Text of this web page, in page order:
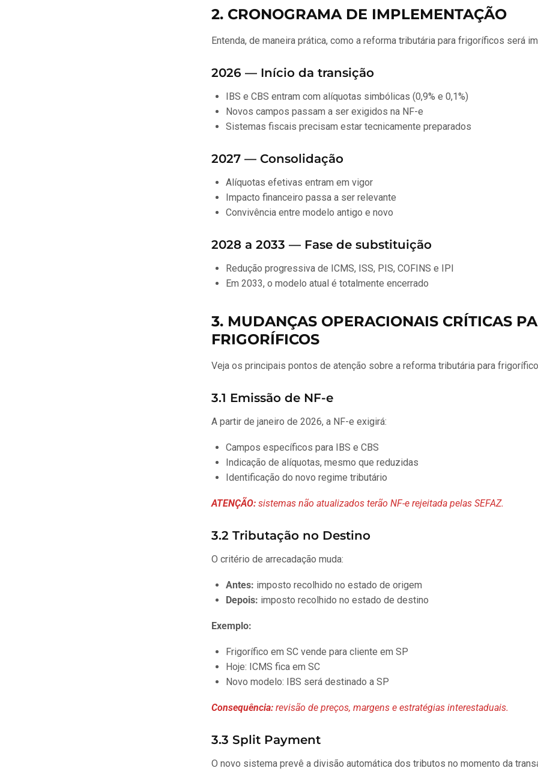
2. CRONOGRAMA DE IMPLEMENTAÇÃO
Entenda, de maneira prática, como a reforma tributária para frigoríficos será
2026 — Início da transição
IBS e CBS entram com alíquotas simbólicas (0,9% e 0,1%)
Novos campos passam a ser exigidos na NF-e
Sistemas fiscais precisam estar tecnicamente preparados
2027 — Consolidação
Alíquotas efetivas entram em vigor
Impacto financeiro passa a ser relevante
Convivência entre modelo antigo e novo
2028 a 2033 — Fase de substituição
Redução progressiva de ICMS, ISS, PIS, COFINS e IPI
Em 2033, o modelo atual é totalmente encerrado
3. MUDANÇAS OPERACIONAIS CRÍTICAS
FRIGORÍFICOS
Veja os principais pontos de atenção sobre a reforma tributária para
3.1 Emissão de NF-e
A partir de janeiro de 2026, a NF-e exigirá:
Campos específicos para IBS e CBS
Indicação de alíquotas, mesmo que reduzidas
Identificação do novo regime tributário
ATENÇÃO: sistemas não atualizados terão NF-e rejeitada pelas SEFAZ.
3.2 Tributação no Destino
O critério de arrecadação muda:
Antes: imposto recolhido no estado de origem
Depois: imposto recolhido no estado de destino
Exemplo:
Frigorífico em SC vende para cliente em SP
Hoje: ICMS fica em SC
Novo modelo: IBS será destinado a SP
Consequência: revisão de preços, margens e estratégias interestaduais.
3.3 Split Payment
O novo sistema prevê a divisão automática dos tributos no momento da